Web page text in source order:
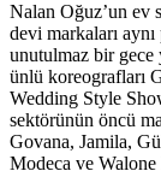
Nalan Oğuz’un ev
devi markaları
unutulmaz bir gece
ünlü koreografları
Wedding Style
sektörünün öncü
Govana, Jamila,
Modeca ve Walone